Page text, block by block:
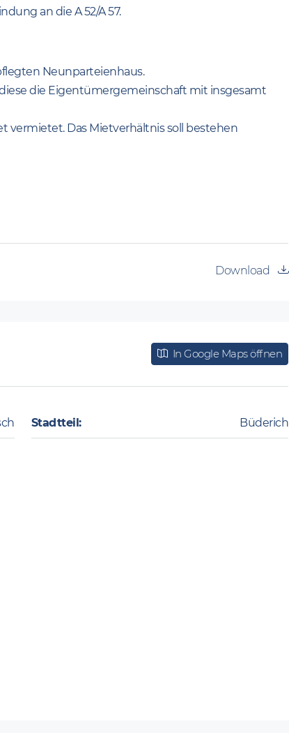
an die A 52/A 57.
Neunparteienhaus.
die Eigentümergemeinschaft mit insgesamt
Das Mietverhältnis soll bestehen
Download
In Google Maps öffnen
Stadtteil: Büderich